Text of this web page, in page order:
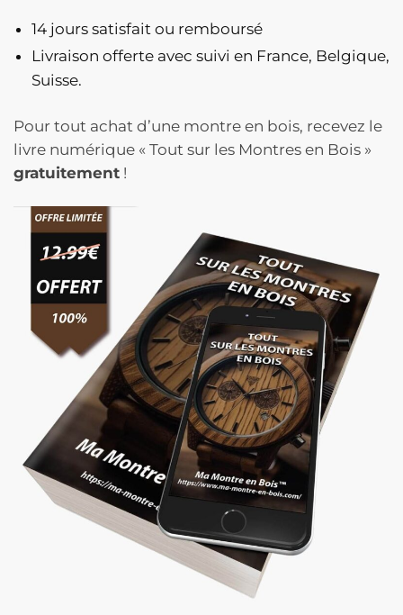
Et
Acier
Inoxydable
Avec
Cadran
Et
Accent
14 jours satisfait ou remboursé
Livraison offerte avec suivi en France, Belgique,
Suisse.
Pour tout achat d’une montre en bois, recevez le
livre numérique « Tout sur les Montres en Bois »
gratuitement !